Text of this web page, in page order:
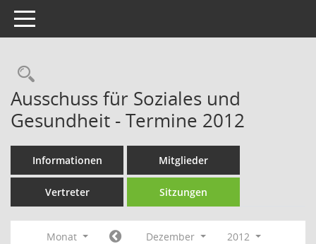
Toggle navigation
Rechercheauswahl
Ausschuss für Soziales und
Gesundheit - Termine 2012
Informationen Mitglieder
Vertreter Sitzungen
Monat Dezember
2012